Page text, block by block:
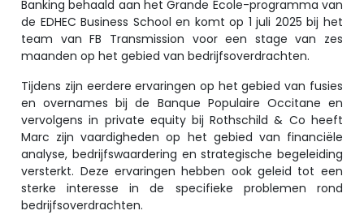
Banking behaald aan het Grande École-programma van
de EDHEC Business School en komt op 1 juli 2025 bij het
team van FB Transmission voor een stage van zes
maanden op het gebied van bedrijfsoverdrachten.
Tijdens zijn eerdere ervaringen op het gebied van fusies
en overnames bij de Banque Populaire Occitane en
vervolgens in private equity bij Rothschild & Co heeft
Marc zijn vaardigheden op het gebied van financiële
analyse, bedrijfswaardering en strategische begeleiding
versterkt. Deze ervaringen hebben ook geleid tot een
sterke interesse in de specifieke problemen rond
bedrijfsoverdrachten.